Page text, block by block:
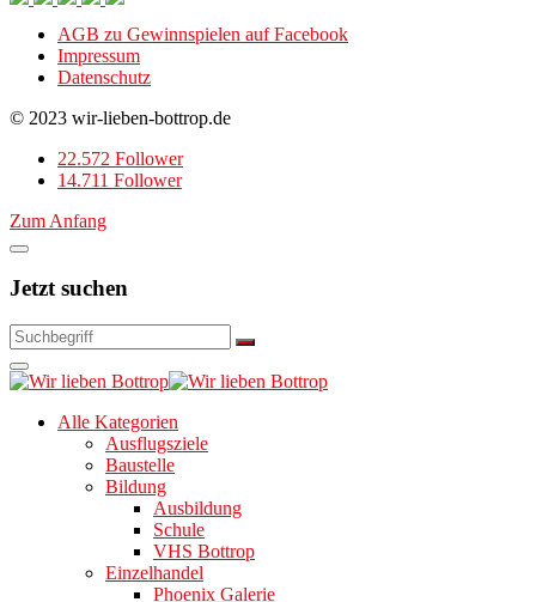
AGB zu Gewinnspielen auf Facebook
Impressum
Datenschutz
© 2023 wir-lieben-bottrop.de
22.572 Follower
14.711 Follower
Zum Anfang
Jetzt suchen
Alle Kategorien
Ausflugsziele
Baustelle
Bildung
Ausbildung
Schule
VHS Bottrop
Einzelhandel
Phoenix Galerie